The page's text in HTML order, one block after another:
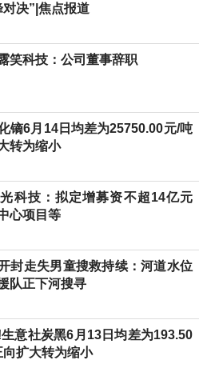
对决”|焦点报道
笑科技：公司董事辞职
镝6月14日均差为25750.00元/吨
转为缩小
科技：拟定增募资不超14亿元
心项目等
封走失男童搜救持续：河道水位
队正下河搜寻
意社炭黑6月13日均差为193.50
向扩大转为缩小